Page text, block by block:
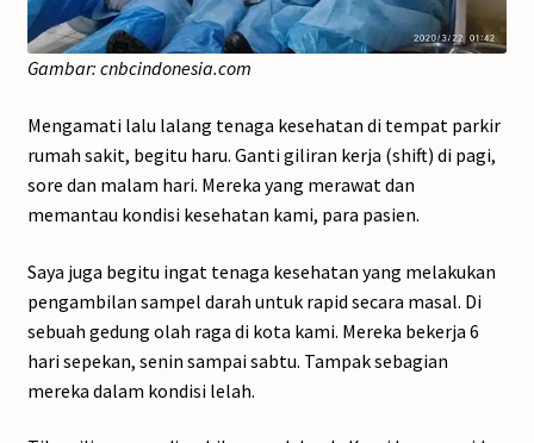
Gambar: cnbcindonesia.com
Mengamati lalu lalang tenaga kesehatan di tempat parkir
rumah sakit, begitu haru. Ganti giliran kerja (shift) di pagi,
sore dan malam hari. Mereka yang merawat dan
memantau kondisi kesehatan kami, para pasien.
Saya juga begitu ingat tenaga kesehatan yang melakukan
pengambilan sampel darah untuk rapid secara masal. Di
sebuah gedung olah raga di kota kami. Mereka bekerja 6
hari sepekan, senin sampai sabtu. Tampak sebagian
mereka dalam kondisi lelah.